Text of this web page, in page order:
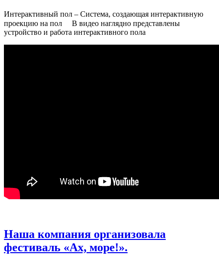
Интерактивный пол – Система, создающая интерактивную
проекцию на пол ⠀ В видео наглядно представлены
устройство и работа интерактивного пола
Наша компания организовала
фестиваль «Ах, море!».